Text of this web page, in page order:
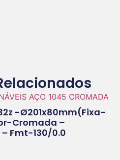
-ø201x80mm(fixa-
Cromada –
Fmt-130/0.0